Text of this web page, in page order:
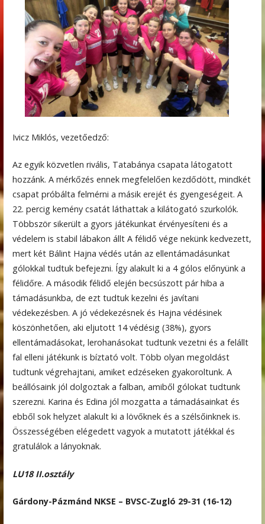
Ivicz Miklós, vezetőedző:
Az egyik közvetlen rivális, Tatabánya csapata látogatott
hozzánk. A mérkőzés ennek megfelelően kezdődött, mindkét
csapat próbálta felmérni a másik erejét és gyengeségeit. A
22. percig kemény csatát láthattak a kilátogató szurkolók.
Többször sikerült a gyors játékunkat érvényesíteni és a
védelem is stabil lábakon állt A félidő vége nekünk kedvezett,
mert két Bálint Hajna védés után az ellentámadásunkat
gólokkal tudtuk befejezni. Így alakult ki a 4 gólos előnyünk a
félidőre. A második félidő elején becsúszott pár hiba a
támadásunkba, de ezt tudtuk kezelni és javítani
védekezésben. A jó védekezésnek és Hajna védésinek
köszönhetően, aki eljutott 14 védésig (38%), gyors
ellentámadásokat, lerohanásokat tudtunk vezetni és a felállt
fal elleni játékunk is bíztató volt. Több olyan megoldást
tudtunk végrehajtani, amiket edzéseken gyakoroltunk. A
beállósaink jól dolgoztak a falban, amiből gólokat tudtunk
szerezni. Karina és Edina jól mozgatta a támadásainkat és
ebből sok helyzet alakult ki a lövőknek és a szélsőinknek is.
Összességében elégedett vagyok a mutatott játékkal és
gratulálok a lányoknak.
LU18 II.osztály
Gárdony-Pázmánd NKSE – BVSC-Zugló 29-31 (16-12)